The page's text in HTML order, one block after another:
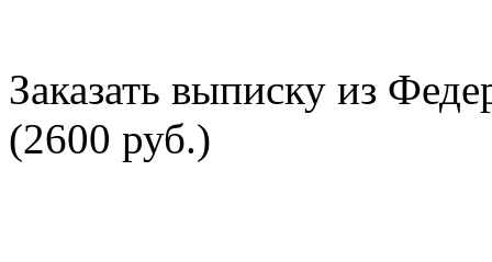
Заказать выписку из
(2600 руб.)